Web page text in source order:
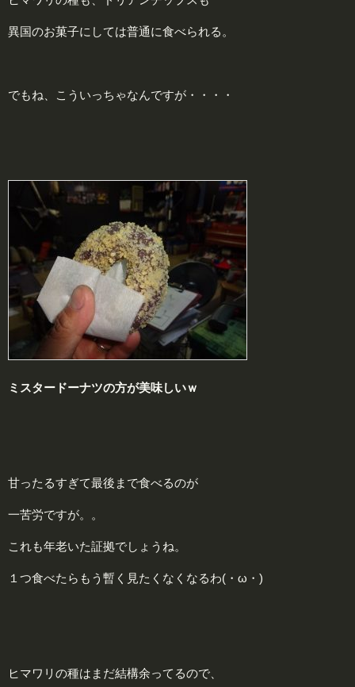
異国のお菓子にしては普通に食べられる。
でもね、こういっちゃなんですが・・・・
ミスタードーナツの方が美味しいｗ
甘ったるすぎて最後まで食べるのが
一苦労ですが。。
これも年老いた証拠でしょうね。
１つ食べたらもう暫く見たくなくなるわ(・ω・)
ヒマワリの種はまだ結構余ってるので、